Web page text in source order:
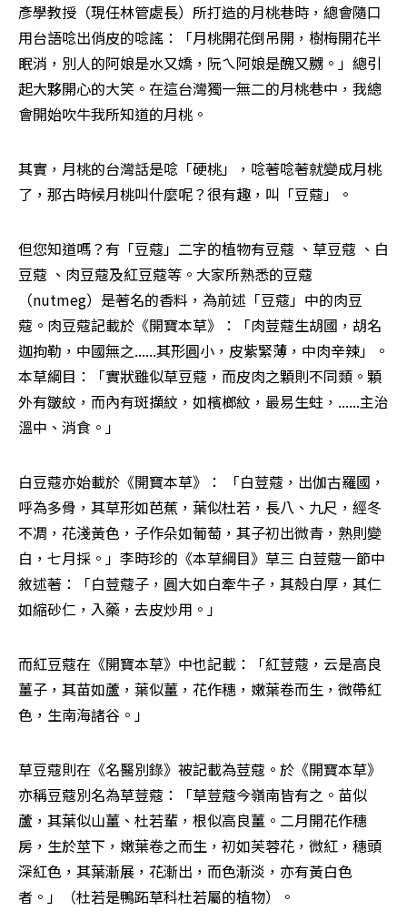
彥學教授（現任林管處長）所打造的月桃巷時，總會隨口
用台語唸出俏皮的唸謠：「月桃開花倒吊開，樹梅開花半
眠消，別人的阿娘是水又嬌，阮ㄟ阿娘是醜又嬲。」總引
起大夥開心的大笑。在這台灣獨一無二的月桃巷中，我總
會開始吹牛我所知道的月桃。
其實，月桃的台灣話是唸「硬桃」，唸著唸著就變成月桃
了，那古時候月桃叫什麼呢？很有趣，叫「豆蔻」。
但您知道嗎？有「豆蔻」二字的植物有豆蔻 、草豆蔻 、白
豆蔻 、肉豆蔻及紅豆蔻等。大家所熟悉的豆蔻
（nutmeg）是著名的香料，為前述「豆蔻」中的肉豆
蔻。肉豆蔻記載於《開寶本草》：「肉荳蔻生胡國，胡名
迦拘勒，中國無之......其形圓小，皮紫緊薄，中肉辛辣」。
本草綱目：「實狀雖似草豆蔻，而皮肉之顆則不同類。顆
外有皺紋，而內有斑擷紋，如檳榔紋，最易生蛀，......主治
溫中、消食。」
白豆蔻亦始載於《開寶本草》： 「白荳蔻，出伽古羅國，
呼為多骨，其草形如芭蕉，葉似杜若，長八、九尺，經冬
不凋，花淺黃色，子作朵如葡萄，其子初出微青，熟則變
白，七月採。」李時珍的《本草綱目》草三 白荳蔻一節中
敘述著：「白荳蔻子，圓大如白牽牛子，其殼白厚，其仁
如縮砂仁，入藥，去皮炒用。」
而紅豆蔻在《開寶本草》中也記載：「紅荳蔻，云是高良
薑子，其苗如蘆，葉似薑，花作穗，嫩葉卷而生，微帶紅
色，生南海諸谷。」
草豆蔻則在《名醫別錄》被記載為荳蔻。於《開寶本草》
亦稱豆蔻別名為草荳蔻：「草荳蔻今嶺南皆有之。苗似
蘆，其葉似山薑、杜若輩，根似高良薑。二月開花作穗
房，生於莖下，嫩葉卷之而生，初如芙蓉花，微紅，穗頭
深紅色，其葉漸展，花漸出，而色漸淡，亦有黃白色
者。」（杜若是鴨跖草科杜若屬的植物）。